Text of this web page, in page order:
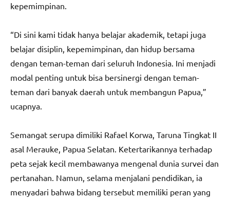
kepemimpinan.
“Di sini kami tidak hanya belajar akademik, tetapi juga
belajar disiplin, kepemimpinan, dan hidup bersama
dengan teman-teman dari seluruh Indonesia. Ini menjadi
modal penting untuk bisa bersinergi dengan teman-
teman dari banyak daerah untuk membangun Papua,”
ucapnya.
Semangat serupa dimiliki Rafael Korwa, Taruna Tingkat II
asal Merauke, Papua Selatan. Ketertarikannya terhadap
peta sejak kecil membawanya mengenal dunia survei dan
pertanahan. Namun, selama menjalani pendidikan, ia
menyadari bahwa bidang tersebut memiliki peran yang